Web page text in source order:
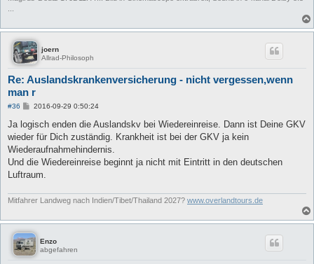
joern
Allrad-Philosoph
Re: Auslandskrankenversicherung - nicht vergessen,wenn
man r
#36
B
i
t
r
a
2016-09-29 0:50:24
Ja logisch enden die Auslandskv bei Wiedereinreise. Dann ist Deine GKV
wieder für Dich zuständig. Krankheit ist bei der GKV ja kein
Wiederaufnahmehindernis.
Und die Wiedereinreise beginnt ja nicht mit Eintritt in den deutschen
Luftraum.
Mitfahrer Landweg nach Indien/Tibet/Thailand 2027? www.overlandtours.de
Enzo
abgefahren